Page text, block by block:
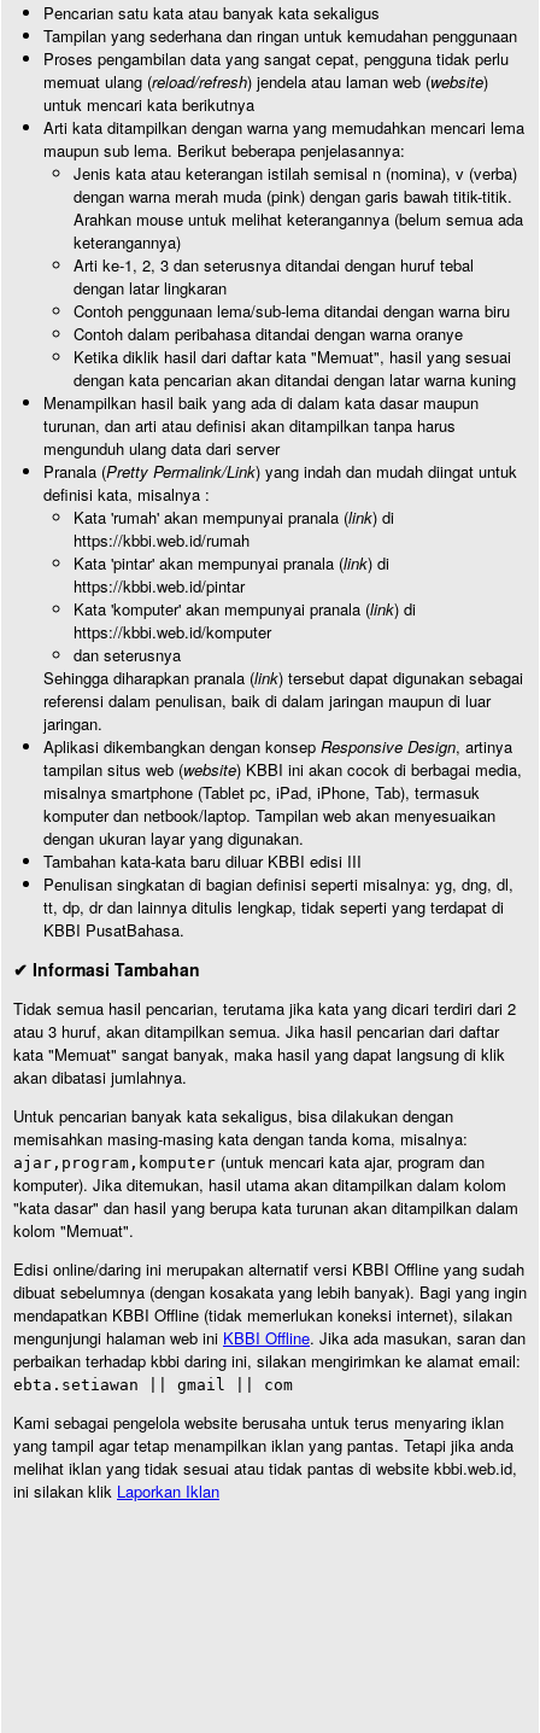
Pencarian satu kata atau banyak kata sekaligus
Tampilan yang sederhana dan ringan untuk kemudahan penggunaan
Proses pengambilan data yang sangat cepat, pengguna tidak perlu
memuat ulang (reload/refresh) jendela atau laman web (website)
untuk mencari kata berikutnya
Arti kata ditampilkan dengan warna yang memudahkan mencari lema
maupun sub lema. Berikut beberapa penjelasannya:
Jenis kata atau keterangan istilah semisal n (nomina), v (verba)
dengan warna merah muda (pink) dengan garis bawah titik-titik.
Arahkan mouse untuk melihat keterangannya (belum semua ada
keterangannya)
Arti ke-1, 2, 3 dan seterusnya ditandai dengan huruf tebal
dengan latar lingkaran
Contoh penggunaan lema/sub-lema ditandai dengan warna biru
Contoh dalam peribahasa ditandai dengan warna oranye
Ketika diklik hasil dari daftar kata "Memuat", hasil yang sesuai
dengan kata pencarian akan ditandai dengan latar warna kuning
Menampilkan hasil baik yang ada di dalam kata dasar maupun
turunan, dan arti atau definisi akan ditampilkan tanpa harus
mengunduh ulang data dari server
Pranala (Pretty Permalink/Link) yang indah dan mudah diingat untuk
definisi kata, misalnya :
Kata 'rumah' akan mempunyai pranala (link) di
https://kbbi.web.id/rumah
Kata 'pintar' akan mempunyai pranala (link) di
https://kbbi.web.id/pintar
Kata 'komputer' akan mempunyai pranala (link) di
https://kbbi.web.id/komputer
dan seterusnya
Sehingga diharapkan pranala (link) tersebut dapat digunakan sebagai
referensi dalam penulisan, baik di dalam jaringan maupun di luar
jaringan.
Aplikasi dikembangkan dengan konsep Responsive Design, artinya
tampilan situs web (website) KBBI ini akan cocok di berbagai media,
misalnya smartphone (Tablet pc, iPad, iPhone, Tab), termasuk
komputer dan netbook/laptop. Tampilan web akan menyesuaikan
dengan ukuran layar yang digunakan.
Tambahan kata-kata baru diluar KBBI edisi III
Penulisan singkatan di bagian definisi seperti misalnya: yg, dng, dl,
tt, dp, dr dan lainnya ditulis lengkap, tidak seperti yang terdapat di
KBBI PusatBahasa.
✔ Informasi Tambahan
Tidak semua hasil pencarian, terutama jika kata yang dicari terdiri dari 2
atau 3 huruf, akan ditampilkan semua. Jika hasil pencarian dari daftar
kata "Memuat" sangat banyak, maka hasil yang dapat langsung di klik
akan dibatasi jumlahnya.
Untuk pencarian banyak kata sekaligus, bisa dilakukan dengan
memisahkan masing-masing kata dengan tanda koma, misalnya:
ajar,program,komputer (untuk mencari kata ajar, program dan
komputer). Jika ditemukan, hasil utama akan ditampilkan dalam kolom
"kata dasar" dan hasil yang berupa kata turunan akan ditampilkan dalam
kolom "Memuat".
Edisi online/daring ini merupakan alternatif versi KBBI Offline yang sudah
dibuat sebelumnya (dengan kosakata yang lebih banyak). Bagi yang ingin
mendapatkan KBBI Offline (tidak memerlukan koneksi internet), silakan
mengunjungi halaman web ini KBBI Offline. Jika ada masukan, saran dan
perbaikan terhadap kbbi daring ini, silakan mengirimkan ke alamat email:
ebta.setiawan || gmail || com
Kami sebagai pengelola website berusaha untuk terus menyaring iklan
yang tampil agar tetap menampilkan iklan yang pantas. Tetapi jika anda
melihat iklan yang tidak sesuai atau tidak pantas di website kbbi.web.id,
ini silakan klik Laporkan Iklan